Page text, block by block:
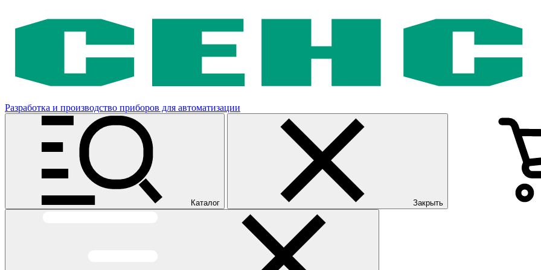
Разработка и производство приборов для автоматизации
Каталог Закрыть